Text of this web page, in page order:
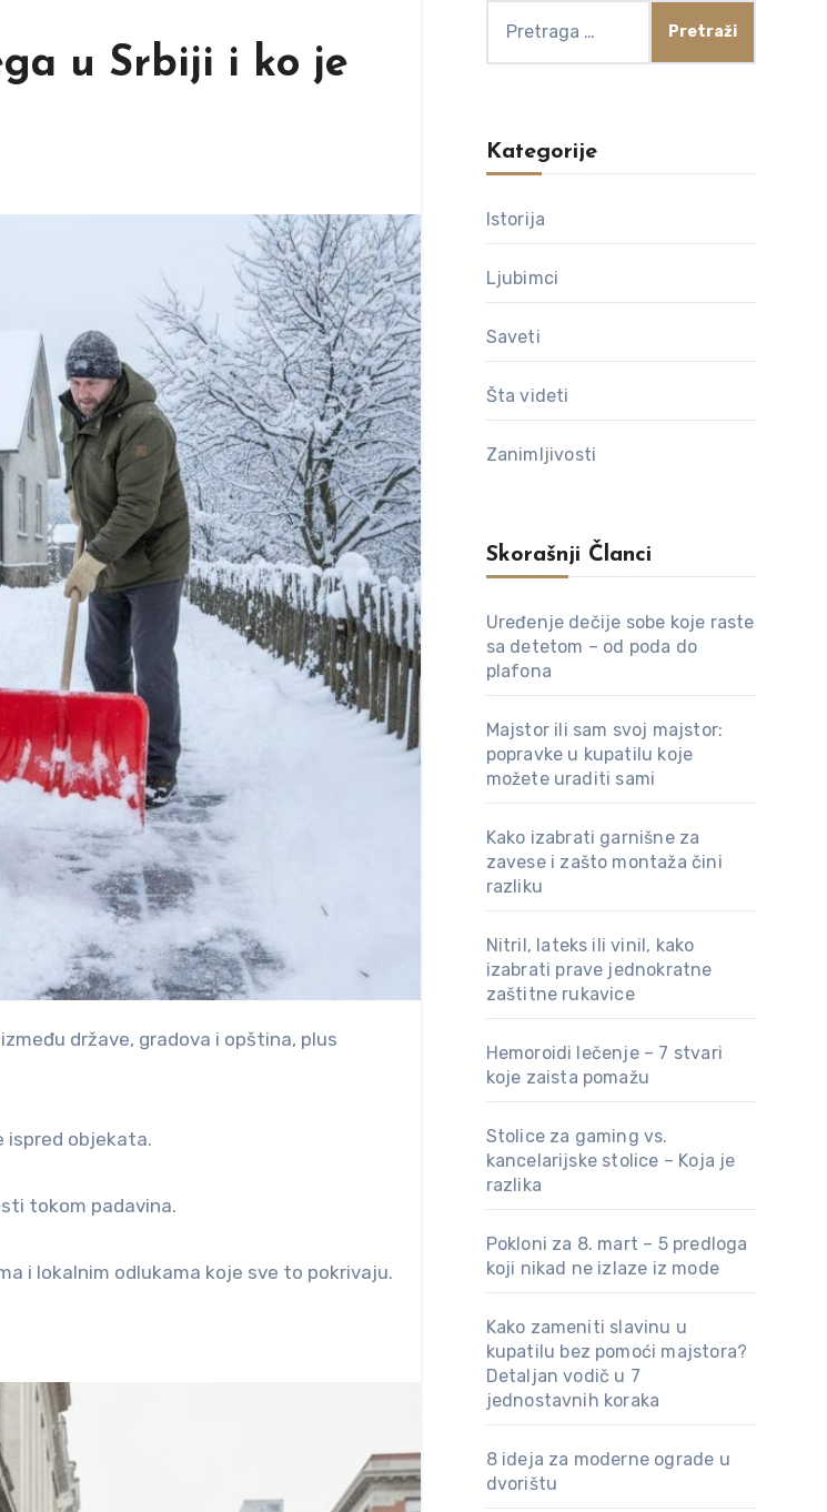
u Srbiji i ko je
ispred objekata.
tokom padavina.
i lokalnim odlukama koje sve to pokrivaju.
za:
Kategorije
Istorija
Ljubimci
Saveti
Šta videti
Zanimljivosti
Skorašnji Članci
Uređenje dečije sobe koje raste
sa detetom – od poda do
plafona
Majstor ili sam svoj majstor:
popravke u kupatilu koje
možete uraditi sami
Kako izabrati garnišne za
zavese i zašto montaža čini
razliku
Nitril, lateks ili vinil, kako
izabrati prave jednokratne
zaštitne rukavice
Hemoroidi lečenje – 7 stvari
koje zaista pomažu
Stolice za gaming vs.
kancelarijske stolice – Koja je
razlika
Pokloni za 8. mart – 5 predloga
koji nikad ne izlaze iz mode
Kako zameniti slavinu u
kupatilu bez pomoći majstora?
Detaljan vodič u 7
jednostavnih koraka
8 ideja za moderne ograde u
dvorištu